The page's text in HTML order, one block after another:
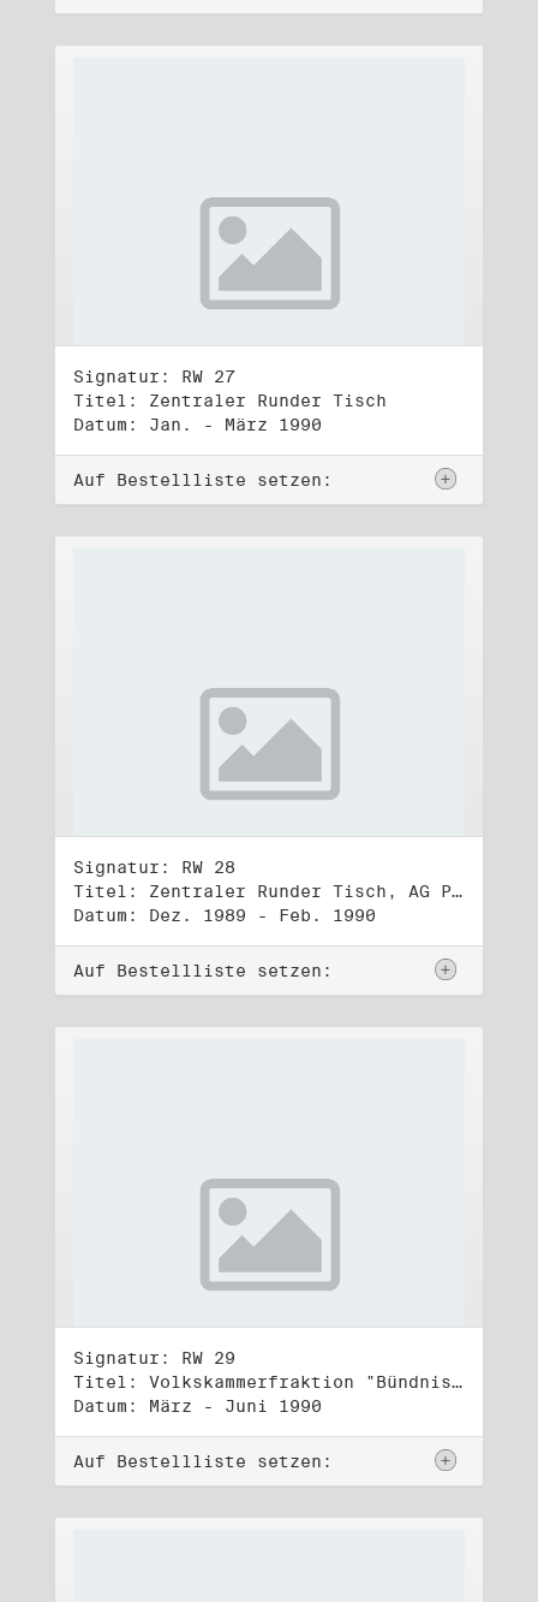
Signatur: RW 27
Titel: Zentraler Runder Tisch
Datum: Jan. - März 1990
Auf Bestellliste setzen:
Signatur: RW 28
Titel: Zentraler Runder Tisch, AG Parteien- und Vereinigungsgesetz
Datum: Dez. 1989 - Feb. 1990
Auf Bestellliste setzen:
Signatur: RW 29
Titel: Volkskammerfraktion "Bündnis 90/Grüne" (1)
Datum: März - Juni 1990
Auf Bestellliste setzen: